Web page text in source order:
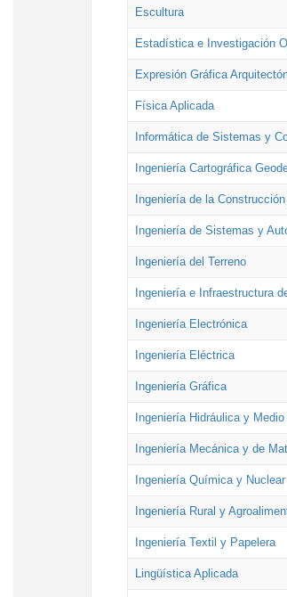
Escultura
Estadística e Investigación
Expresión Gráfica
Física Aplicada
Informática de Sistemas y
Ingeniería Cartográfica
Ingeniería de la
Ingeniería de Sistemas y
Ingeniería del Terreno
Ingeniería e Infraestructura
Ingeniería Electrónica
Ingeniería Eléctrica
Ingeniería Gráfica
Ingeniería Hidráulica y
Ingeniería Mecánica y de
Ingeniería Química y Nuclear
Ingeniería Rural y
Ingeniería Textil y Papelera
Lingüística Aplicada